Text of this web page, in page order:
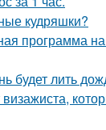
кудряшки?
программа
будет лить